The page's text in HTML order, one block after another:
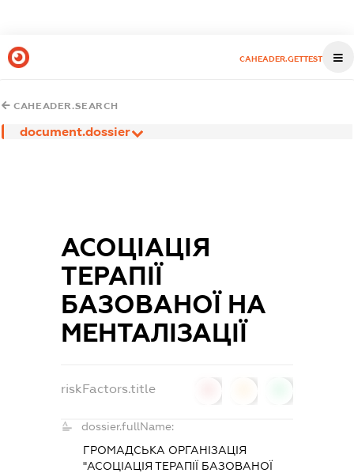
CAHEADER.GETTEST
CAHEADER.SEARCH
document.dossier
АСОЦІАЦІЯ
ТЕРАПІЇ
БАЗОВАНОЇ НА
МЕНТАЛІЗАЦІЇ
riskFactors.title
dossier.fullName:
ГРОМАДСЬКА ОРГАНІЗАЦІЯ
"АСОЦІАЦІЯ ТЕРАПІЇ БАЗОВАНОЇ